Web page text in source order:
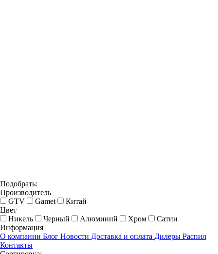
Подобрать:
Производитель
GTV
Gamet
Китай
Цвет
Никель
Черный Алюминий Хром
Сатин
Информация
О компании Блог Новости Доставка и оплата Дилеры Распил
Контакты